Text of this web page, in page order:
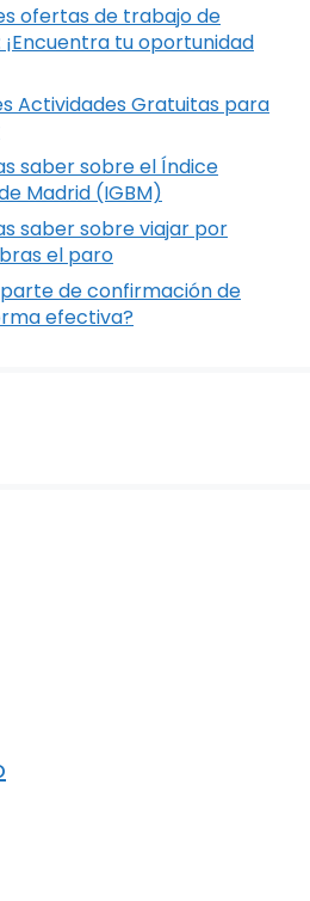
ofertas de trabajo de
tu oportunidad
Actividades Gratuitas para
saber sobre el Índice
Madrid (IGBM)
saber sobre viajar por
el paro
de confirmación de
efectiva?